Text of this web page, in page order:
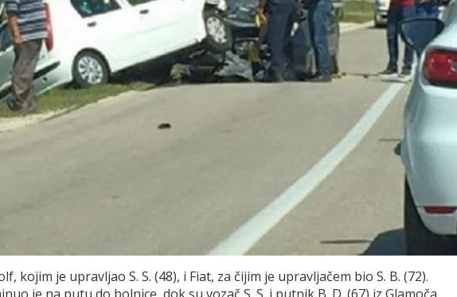
kojim je upravljao S. S. (48), i Fiat, za čijim je upravljačem bio S. B. (72).